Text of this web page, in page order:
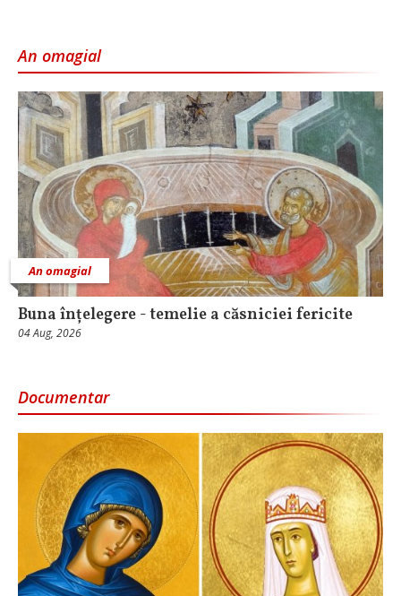
An omagial
An omagial
Buna înțelegere - temelie a căsniciei fericite
04 Aug, 2026
Documentar